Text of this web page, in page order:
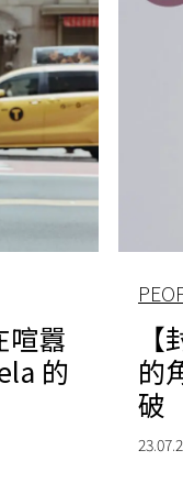
喧囂
的
的
破